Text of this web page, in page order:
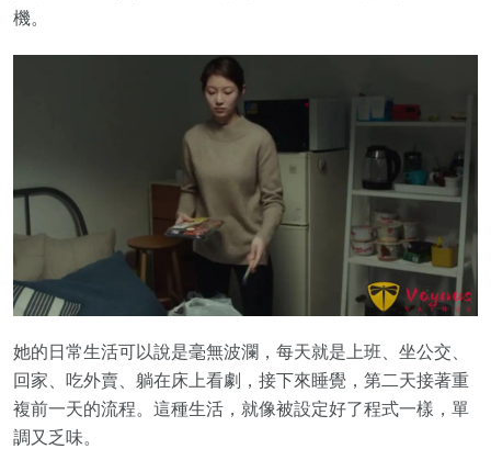
機。
她的日常生活可以說是毫無波瀾，每天就是上班、坐公交、
回家、吃外賣、躺在床上看劇，接下來睡覺，第二天接著重
複前一天的流程。這種生活，就像被設定好了程式一樣，單
調又乏味。